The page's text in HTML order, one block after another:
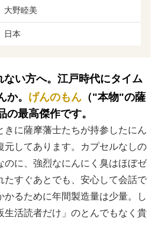
大野睦美
日本
ない方へ。江戸時代にタイム
か。 げんのもん （"本物"の薩
の最高傑作です。
きに薩摩藩士たちが持参したにん
元してあります。カプセルなしの
のに、強烈なにんにく臭はほぼゼ
たすぐあとでも、安心して会話で
かるために年間製造量は少量。し
生活読者だけ」のとんでもなく貴